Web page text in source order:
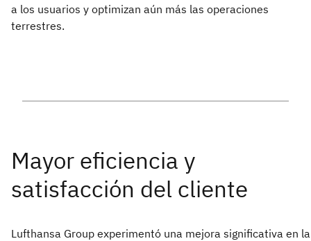
a los usuarios y optimizan aún más las operaciones
terrestres.
Lufthansa Group experimentó una mejora significativa en la